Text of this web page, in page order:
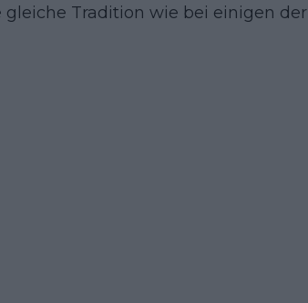
Tradition wie bei einigen der